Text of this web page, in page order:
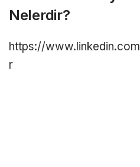
Nelerdir?
https://
r